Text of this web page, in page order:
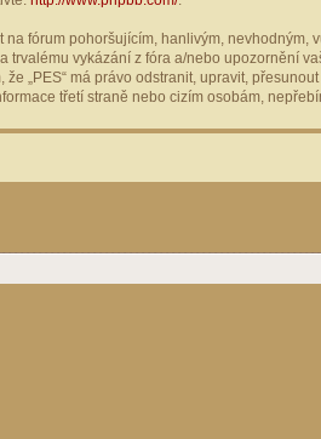
fórum pohoršujícím, hanlivým, nevhodným,
trvalému vykázání z fóra a/nebo upozornění
že „PES“ má právo odstranit, upravit,
třetí straně nebo cizím osobám,